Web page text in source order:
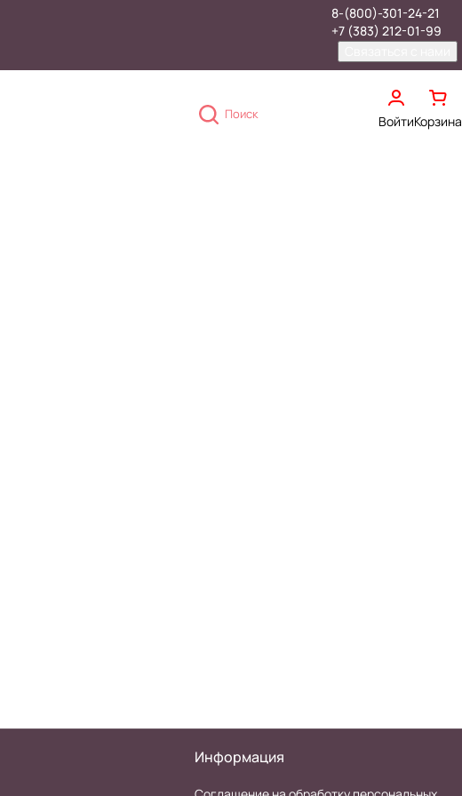
8-(800)-301-24-21
+7 (383) 212-01-99
Поиск ВойтиКорзина
Информация